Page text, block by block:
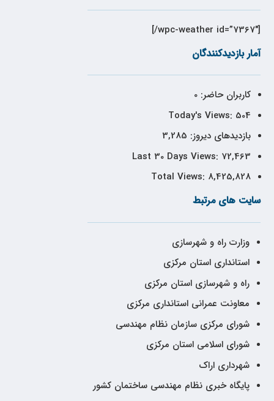
[wpc-weather id=”7367″/]
آمار بازدیدکنندگان
کاربران حاضر:0
Today's Views: 504
بازدیدهای دیروز: 3,285
Last 30 Days Views: 72,463
Total Views: 8,425,828
سایت های مرتبط
وزارت راه و شهرسازی
استانداری استان مرکزی
راه و شهرسازی استان مرکزی
معاونت عمرانی استانداری مرکزی
شورای مرکزی سازمان نظام مهندسی
شورای اسلامی استان مرکزی
شهرداری اراک
پایگاه خبری نظام مهندسی ساختمان کشور